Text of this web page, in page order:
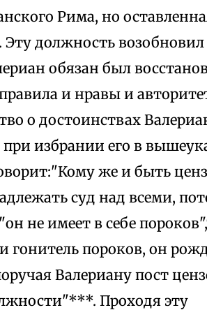
Рима, но
должность
обязан был
и нравы и
о достоинствах
избрании его в
же и быть
суд над всеми,
не имеет в себе
гонитель пороков, он
Валериану пост
Проходя эту